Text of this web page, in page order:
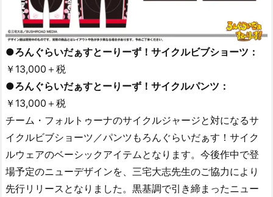
●ろんぐらいだぁすとーりーず！サイクルビブショーツ：
￥13,000＋税
●ろんぐらいだぁすとーりーず！サイクルパンツ：
￥13,000＋税
チーム・フォルトゥーナのサイクルジャージと対になるサ
イクルビブショーツ／パンツもろんぐらいだぁす！サイク
ルウェアのベーシックアイテムとなります。今後作中で登
場予定のニューデザインを、三宅大志先生のご協力により
先行リリースとなりました。黒基調で引き締まったニュー